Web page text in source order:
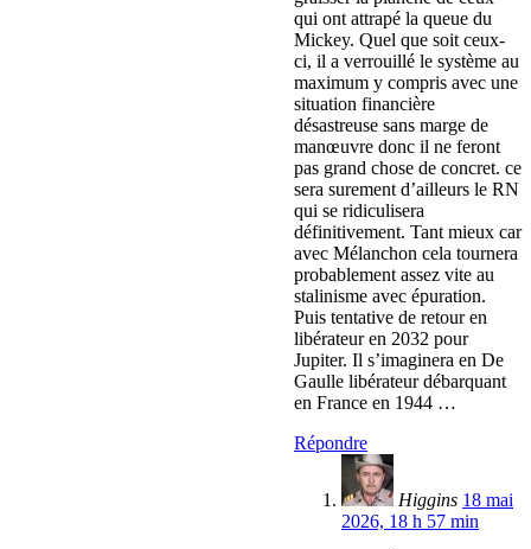
qui ont attrapé la queue du
Mickey. Quel que soit ceux-
ci, il a verrouillé le système au
maximum y compris avec une
situation financière
désastreuse sans marge de
manœuvre donc il ne feront
pas grand chose de concret. ce
sera surement d’ailleurs le RN
qui se ridiculisera
définitivement. Tant mieux car
avec Mélanchon cela tournera
probablement assez vite au
stalinisme avec épuration.
Puis tentative de retour en
libérateur en 2032 pour
Jupiter. Il s’imaginera en De
Gaulle libérateur débarquant
en France en 1944 …
Répondre
Higgins 18 mai
2026, 18 h 57 min